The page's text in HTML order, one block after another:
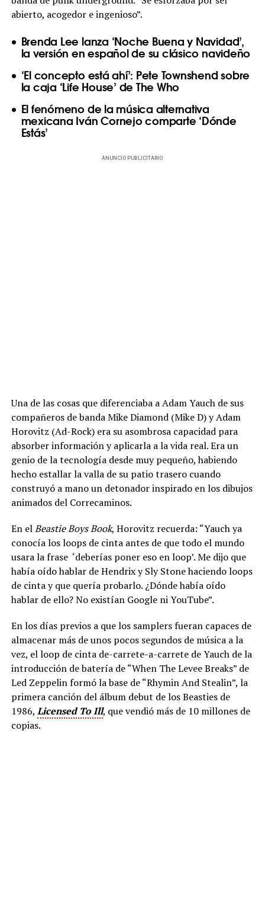
abierto, acogedor e ingenioso”.
Brenda Lee lanza ‘Noche Buena y Navidad’,
la versión en español de su clásico navideño
‘El concepto está ahí’: Pete Townshend sobre
la caja ‘Life House’ de The Who
El fenómeno de la música alternativa
mexicana Iván Cornejo comparte ‘Dónde
Estás’
ANUNCIO PUBLICITARIO
Una de las cosas que diferenciaba a Adam Yauch de sus
compañeros de banda Mike Diamond (Mike D) y Adam
Horovitz (Ad-Rock) era su asombrosa capacidad para
absorber información y aplicarla a la vida real. Era un
genio de la tecnología desde muy pequeño, habiendo
hecho estallar la valla de su patio trasero cuando
construyó a mano un detonador inspirado en los dibujos
animados del Correcaminos.
En elBeastie Boys Book, Horovitz recuerda: “Yauch ya
conocía los loops de cinta antes de que todo el mundo
usara la frase ‘deberías poner eso en loop’. Me dijo que
había oído hablar de Hendrix y Sly Stone haciendo loops
de cinta y que quería probarlo. ¿Dónde había oído
hablar de ello? No existían Google ni YouTube”.
En los días previos a que los samplers fueran capaces de
almacenar más de unos pocos segundos de música a la
vez, el loop de cinta de-carrete-a-carrete de Yauch de la
introducción de batería de “When The Levee Breaks” de
Led Zeppelin formó la base de “Rhymin And Stealin”, la
primera canción del álbum debut de los Beasties de
1986, Licensed To Ill, que vendió más de 10 millones de
copias.